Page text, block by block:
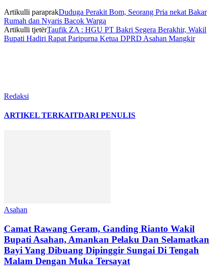
Artikulli paraprakDuduga Perakit Bom, Seorang Pria nekat Bakar
Rumah dan Nyaris Bacok Warga
Artikulli tjetërTaufik ZA : HGU PT Bakri Segera Berakhir, Wakil
Bupati Hadiri Rapat Paripurna Ketua DPRD Asahan Mangkir
Redaksi
ARTIKEL TERKAITDARI PENULIS
Asahan
Camat Rawang Geram, Ganding Rianto Wakil
Bupati Asahan, Amankan Pelaku Dan Selamatkan
Bayi Yang Dibuang Dipinggir Sungai Di Tengah
Malam Dengan Muka Tersayat